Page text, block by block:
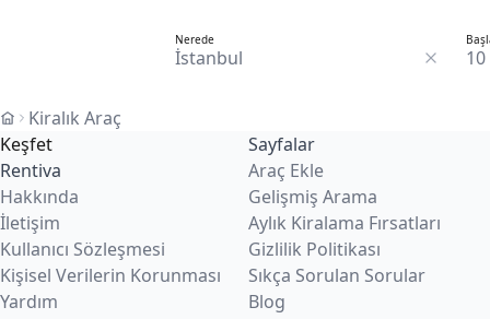
Nerede
Kiralık Araç
Keşfet
Rentiva
Hakkında
İletişim
Kullanıcı Sözleşmesi
Kişisel Verilerin Korunması
Yardım
Sayfalar
Araç Ekle
Gelişmiş Arama
Aylık Kiralama Fırsatları
Gizlilik Politikası
Sıkça Sorulan Sorular
Blog